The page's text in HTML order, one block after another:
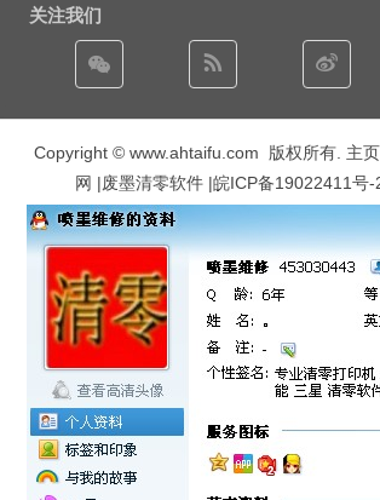
关注我们
Copyright © www.ahtaifu.com 版权所有. 主页
网 |废墨清零软件 |皖ICP备19022411号-